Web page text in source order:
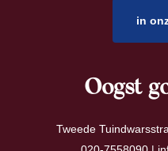
in
Oogst
Tweede